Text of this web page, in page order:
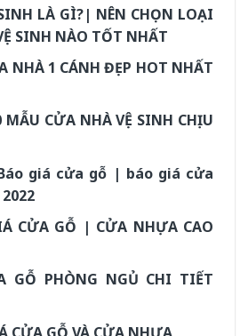
LÀ GÌ?| NÊN CHỌN LOẠI
SINH NÀO TỐT NHẤT
NHÀ 1 CÁNH ĐẸP HOT NHẤT
MẪU CỬA NHÀ VỆ SINH CHỊU
giá cửa gỗ | báo giá cửa
CỬA GỖ | CỬA NHỰA CAO
GỖ PHÒNG NGỦ CHI TIẾT